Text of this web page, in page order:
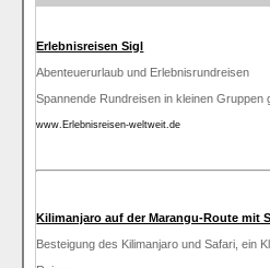
Erlebnisreisen Sigl
Abenteuerurlaub und Erlebnisrundreisen
Spannende Rundreisen in kleinen Gruppen
www.Erlebnisreisen-weltweit.de
Kilimanjaro auf der Marangu-Route mit
Besteigung des Kilimanjaro und Safari, ein